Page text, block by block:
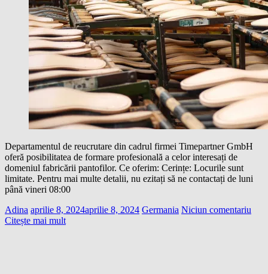
Departamentul de reucrutare din cadrul firmei Timepartner GmbH
oferă posibilitatea de formare profesională a celor interesați de
domeniul fabricării pantofilor. Ce oferim: Cerințe: Locurile sunt
limitate. Pentru mai multe detalii, nu ezitați să ne contactați de luni
până vineri 08:00
Adina aprilie 8, 2024aprilie 8, 2024 Germania Niciun comentariu
Citește mai mult